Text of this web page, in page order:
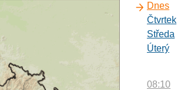
Dnes
Čtvrtek
Středa
Úterý
08:10